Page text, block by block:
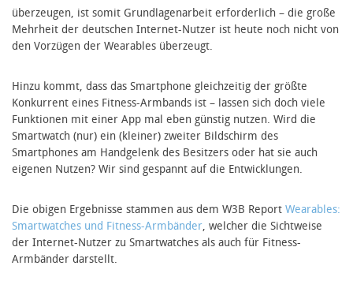
überzeugen, ist somit Grundlagenarbeit erforderlich – die große
Mehrheit der deutschen Internet-Nutzer ist heute noch nicht von
den Vorzügen der Wearables überzeugt.
Hinzu kommt, dass das Smartphone gleichzeitig der größte
Konkurrent eines Fitness-Armbands ist – lassen sich doch viele
Funktionen mit einer App mal eben günstig nutzen. Wird die
Smartwatch (nur) ein (kleiner) zweiter Bildschirm des
Smartphones am Handgelenk des Besitzers oder hat sie auch
eigenen Nutzen? Wir sind gespannt auf die Entwicklungen.
Die obigen Ergebnisse stammen aus dem W3B Report Wearables:
Smartwatches und Fitness-Armbänder, welcher die Sichtweise
der Internet-Nutzer zu Smartwatches als auch für Fitness-
Armbänder darstellt.